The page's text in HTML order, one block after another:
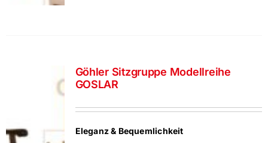
Göhler Sitzgruppe Modellreihe
GOSLAR
Eleganz & Bequemlichkeit